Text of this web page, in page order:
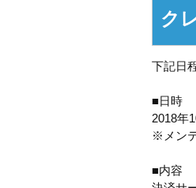
ク
下記日
■日時
2018年
※メン
■内容